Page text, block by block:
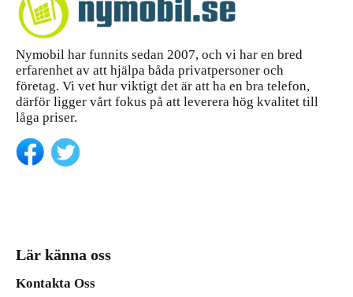
Nymobil har funnits sedan 2007, och vi har en bred
erfarenhet av att hjälpa båda privatpersoner och
företag. Vi vet hur viktigt det är att ha en bra telefon,
därför ligger vårt fokus på att leverera hög kvalitet till
låga priser.
Lär känna oss
Kontakta Oss